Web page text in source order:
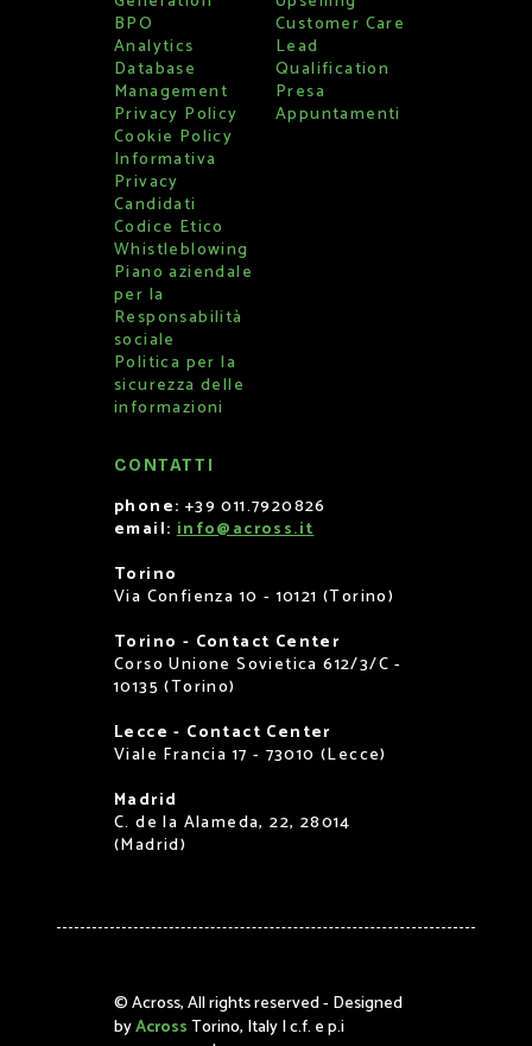
BPO
Analytics
Database
Management
Privacy Policy
Cookie Policy
Informativa
Privacy
Candidati
Codice Etico
Whistleblowing
Piano aziendale
per la
Responsabilità
sociale
Politica per la
sicurezza delle
informazioni
Customer Care
Lead
Qualification
Presa
Appuntamenti
CONTATTI
phone: +39 011.7920826
email: info@across.it
Torino
Via Confienza 10 - 10121 (Torino)
Torino - Contact Center
Corso Unione Sovietica 612/3/C -
10135 (Torino)
Lecce - Contact Center
Viale Francia 17 - 73010 (Lecce)
Madrid
C. de la Alameda, 22, 28014
(Madrid)
©Across, All rights reserved - Designed
byAcrossTorino, Italy | c.f. e p.i